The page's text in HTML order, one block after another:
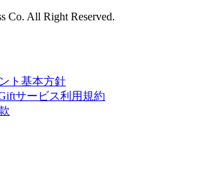
Co. All Right Reserved.
ト基本方針
サービス利用規約